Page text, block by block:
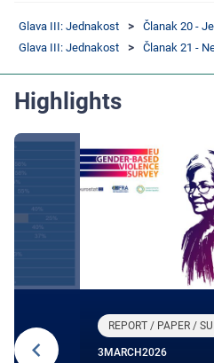
Glava III: Jednakost
Članak 20 -
Glava III: Jednakost
Članak 21 -
Highlights
REPORT / PAPER /
3 MARCH2026